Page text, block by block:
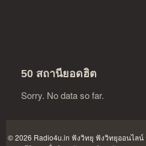
50 สถานียอดฮิต
Sorry. No data so far.
© 2026 Radio4u.in ฟังวิทยุ ฟังวิทยุออนไลน์